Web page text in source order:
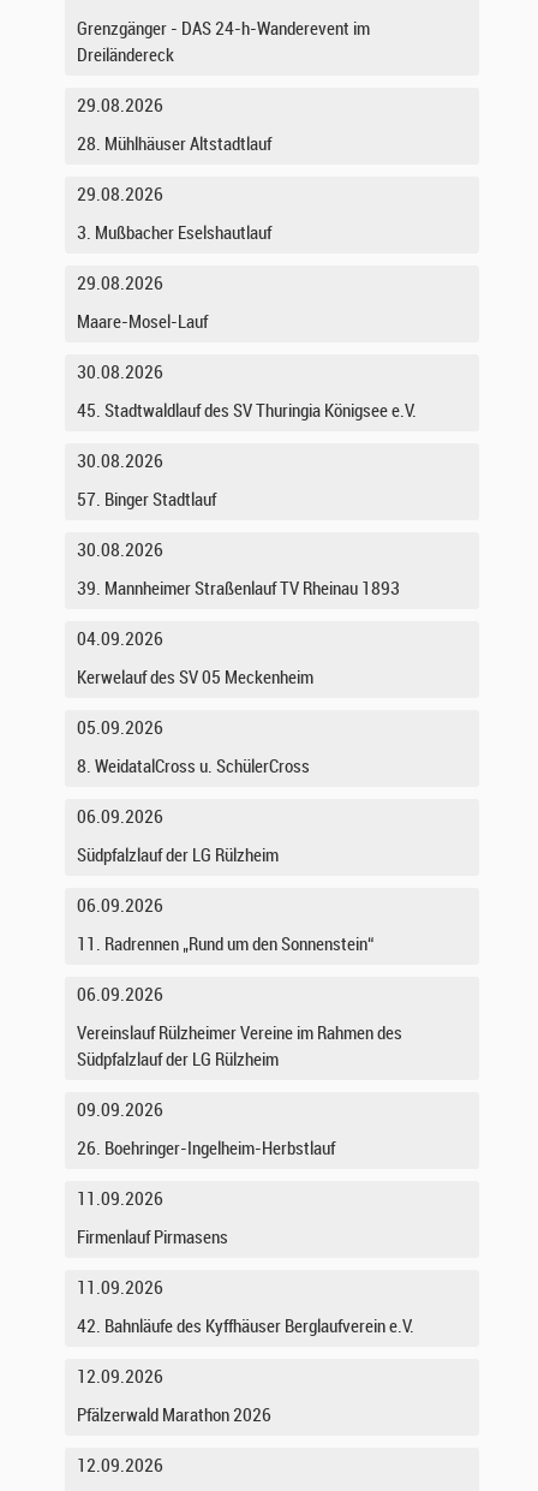
Grenzgänger - DAS 24-h-Wanderevent im
Dreiländereck
29.08.2026
28. Mühlhäuser Altstadtlauf
29.08.2026
3. Mußbacher Eselshautlauf
29.08.2026
Maare-Mosel-Lauf
30.08.2026
45. Stadtwaldlauf des SV Thuringia Königsee e.V.
30.08.2026
57. Binger Stadtlauf
30.08.2026
39. Mannheimer Straßenlauf TV Rheinau 1893
04.09.2026
Kerwelauf des SV 05 Meckenheim
05.09.2026
8. WeidatalCross u. SchülerCross
06.09.2026
Südpfalzlauf der LG Rülzheim
06.09.2026
11. Radrennen „Rund um den Sonnenstein“
06.09.2026
Vereinslauf Rülzheimer Vereine im Rahmen des
Südpfalzlauf der LG Rülzheim
09.09.2026
26. Boehringer-Ingelheim-Herbstlauf
11.09.2026
Firmenlauf Pirmasens
11.09.2026
42. Bahnläufe des Kyffhäuser Berglaufverein e.V.
12.09.2026
Pfälzerwald Marathon 2026
12.09.2026